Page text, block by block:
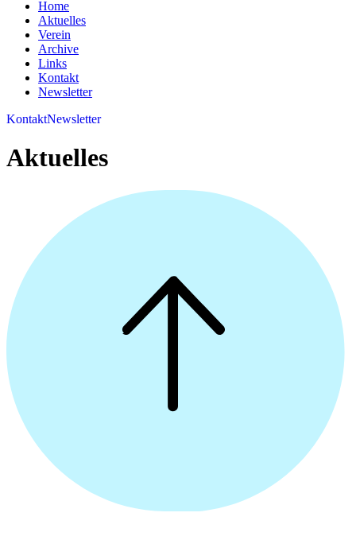
Home
Aktuelles
Verein
Archive
Links
Kontakt
Newsletter
KontaktNewsletter
Aktuelles